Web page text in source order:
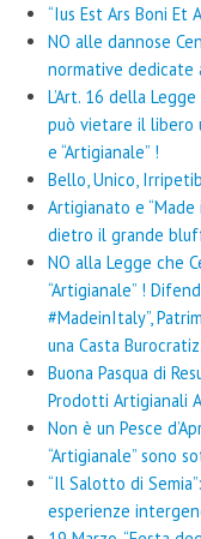
“Ius Est Ars Boni Et
NO alle dannose
normative dedicate
L’Art. 16 della
può vietare il libero
e “Artigianale” !
Bello, Unico,
Artigianato e
dietro il grande
NO alla Legge che
“Artigianale” !
#MadeinItaly”,
una Casta
Buona Pasqua di
Prodotti Artigianali
Non è un Pesce
“Artigianale” sono
“Il Salotto di
esperienze